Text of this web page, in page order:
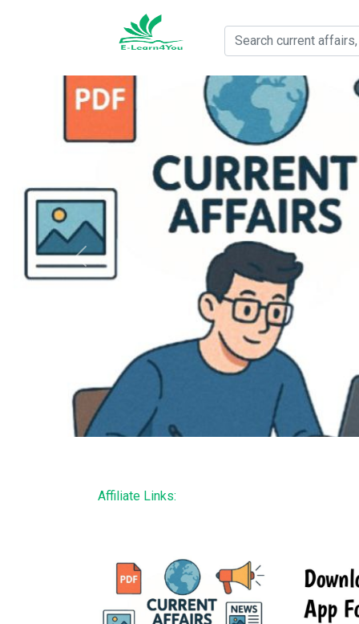
Previous
Affiliate Links: